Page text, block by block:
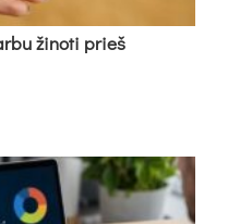
žinoti prieš